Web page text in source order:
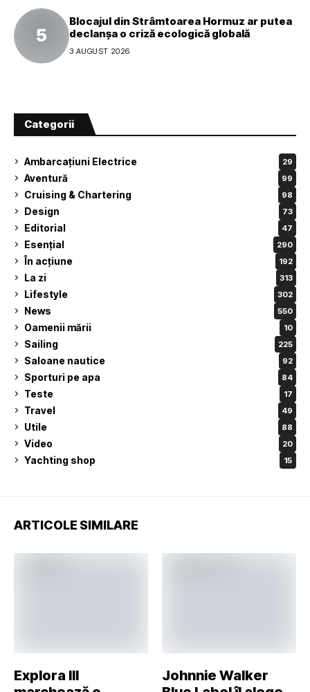
Blocajul din Strâmtoarea Hormuz ar putea
declanșa o criză ecologică globală
3 AUGUST 2026
Categorii
Ambarcațiuni Electrice 29
Aventură 99
Cruising & Chartering 98
Design 73
Editorial 47
Esențial 290
În acțiune 192
La zi 313
Lifestyle 302
News 550
Oamenii mării 10
Sailing 225
Saloane nautice 92
Sporturi pe apa 84
Teste 17
Travel 49
Utile 88
Video 20
Yachting shop 15
ARTICOLE SIMILARE
Explora III
Johnnie Walker